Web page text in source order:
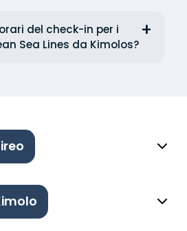
del check-in per i
Sea Lines da Kimolos?